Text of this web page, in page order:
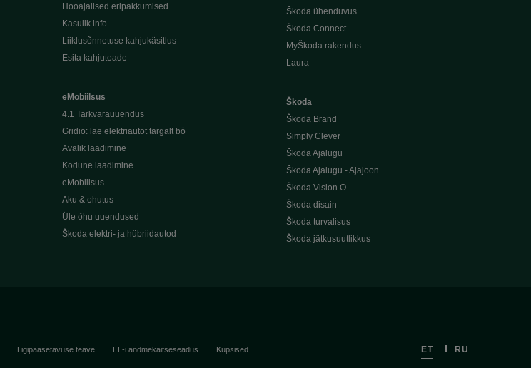
Hooajalised eripakkumised
Kasulik info
Liiklusõnnetuse kahjukäsitlus
Esita kahjuteade
eMobiilsus
4.1 Tarkvarauuendus
Gridio: lae elektriautot targalt bö
Avalik laadimine
Kodune laadimine
eMobiilsus
Aku & ohutus
Üle õhu uuendused
Škoda elektri- ja hübriidautod
Škoda ühenduvus
Škoda Connect
MyŠkoda rakendus
Laura
Škoda
Škoda Brand
Simply Clever
Škoda Ajalugu
Škoda Ajalugu - Ajajoon
Škoda Vision O
Škoda disain
Škoda turvalisus
Škoda jätkusuutlikkus
Ligipääsetavuse teave EL-i andmekaitseseadus Küpsised ET RU